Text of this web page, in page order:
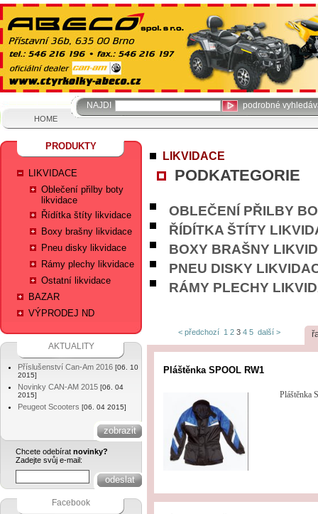
HOME
NAJDI podrobné
LIKVIDACE
PODKATEGORIE
OBLEČENÍ PŘILBY
ŘÍDÍTKA ŠTÍTY
BOXY BRAŠNY
PNEU DISKY
RÁMY PLECHY
< předchozí 1 2 3 4 5 další >
Pláštěnka SPOOL RW1
Pláštěnka
PRODUKTY
LIKVIDACE
Oblečení přilby boty
likvidace
Řídítka štíty likvidace
Boxy brašny likvidace
Pneu disky likvidace
Rámy plechy likvidace
Ostatní likvidace
BAZAR
VÝPRODEJ ND
AKTUALITY
Příslušenství Can-Am 2016 [06. 10
2015]
Novinky CAN-AM 2015 [06. 04
2015]
Peugeot Scooters [06. 04 2015]
Chcete odebírat novinky?
Zadejte svůj e-mail:
Facebook